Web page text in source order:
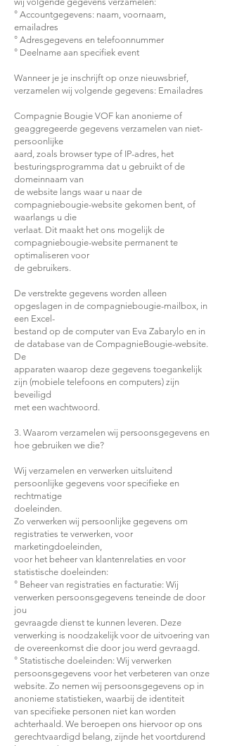
° Accountgegevens: naam, voornaam,
emailadres
° Adresgegevens en telefoonnummer
° Deelname aan specifiek event
Wanneer je je inschrijft op onze nieuwsbrief,
verzamelen wij volgende gegevens: Emailadres
Compagnie Bougie VOF kan anonieme of
geaggregeerde gegevens verzamelen van niet-
persoonlijke
aard, zoals browser type of IP-adres, het
besturingsprogramma dat u gebruikt of de
domeinnaam van
de website langs waar u naar de
compagniebougie-website gekomen bent, of
waarlangs u die
verlaat. Dit maakt het ons mogelijk de
compagniebougie-website permanent te
optimaliseren voor
de gebruikers.
De verstrekte gegevens worden alleen
opgeslagen in de compagniebougie-mailbox, in
een Excel-
bestand op de computer van Eva Zabarylo en in
de database van de CompagnieBougie-website.
De
apparaten waarop deze gegevens toegankelijk
zijn (mobiele telefoons en computers) zijn
beveiligd
met een wachtwoord.
3. Waarom verzamelen wij persoonsgegevens en
hoe gebruiken we die?
Wij verzamelen en verwerken uitsluitend
persoonlijke gegevens voor specifieke en
rechtmatige
doeleinden.
Zo verwerken wij persoonlijke gegevens om
registraties te verwerken, voor
marketingdoeleinden,
voor het beheer van klantenrelaties en voor
statistische doeleinden:
° Beheer van registraties en facturatie: Wij
verwerken persoonsgegevens teneinde de door
jou
gevraagde dienst te kunnen leveren. Deze
verwerking is noodzakelijk voor de uitvoering van
de overeenkomst die door jou werd gevraagd.
° Statistische doeleinden: Wij verwerken
persoonsgegevens voor het verbeteren van onze
website. Zo nemen wij persoonsgegevens op in
anonieme statistieken, waarbij de identiteit
van specifieke personen niet kan worden
achterhaald. We beroepen ons hiervoor op ons
gerechtvaardigd belang, zijnde het voortdurend